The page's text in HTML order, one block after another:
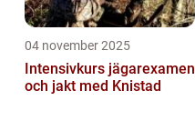
04 november 2025
Intensivkurs jägarexamen
och jakt med Knistad